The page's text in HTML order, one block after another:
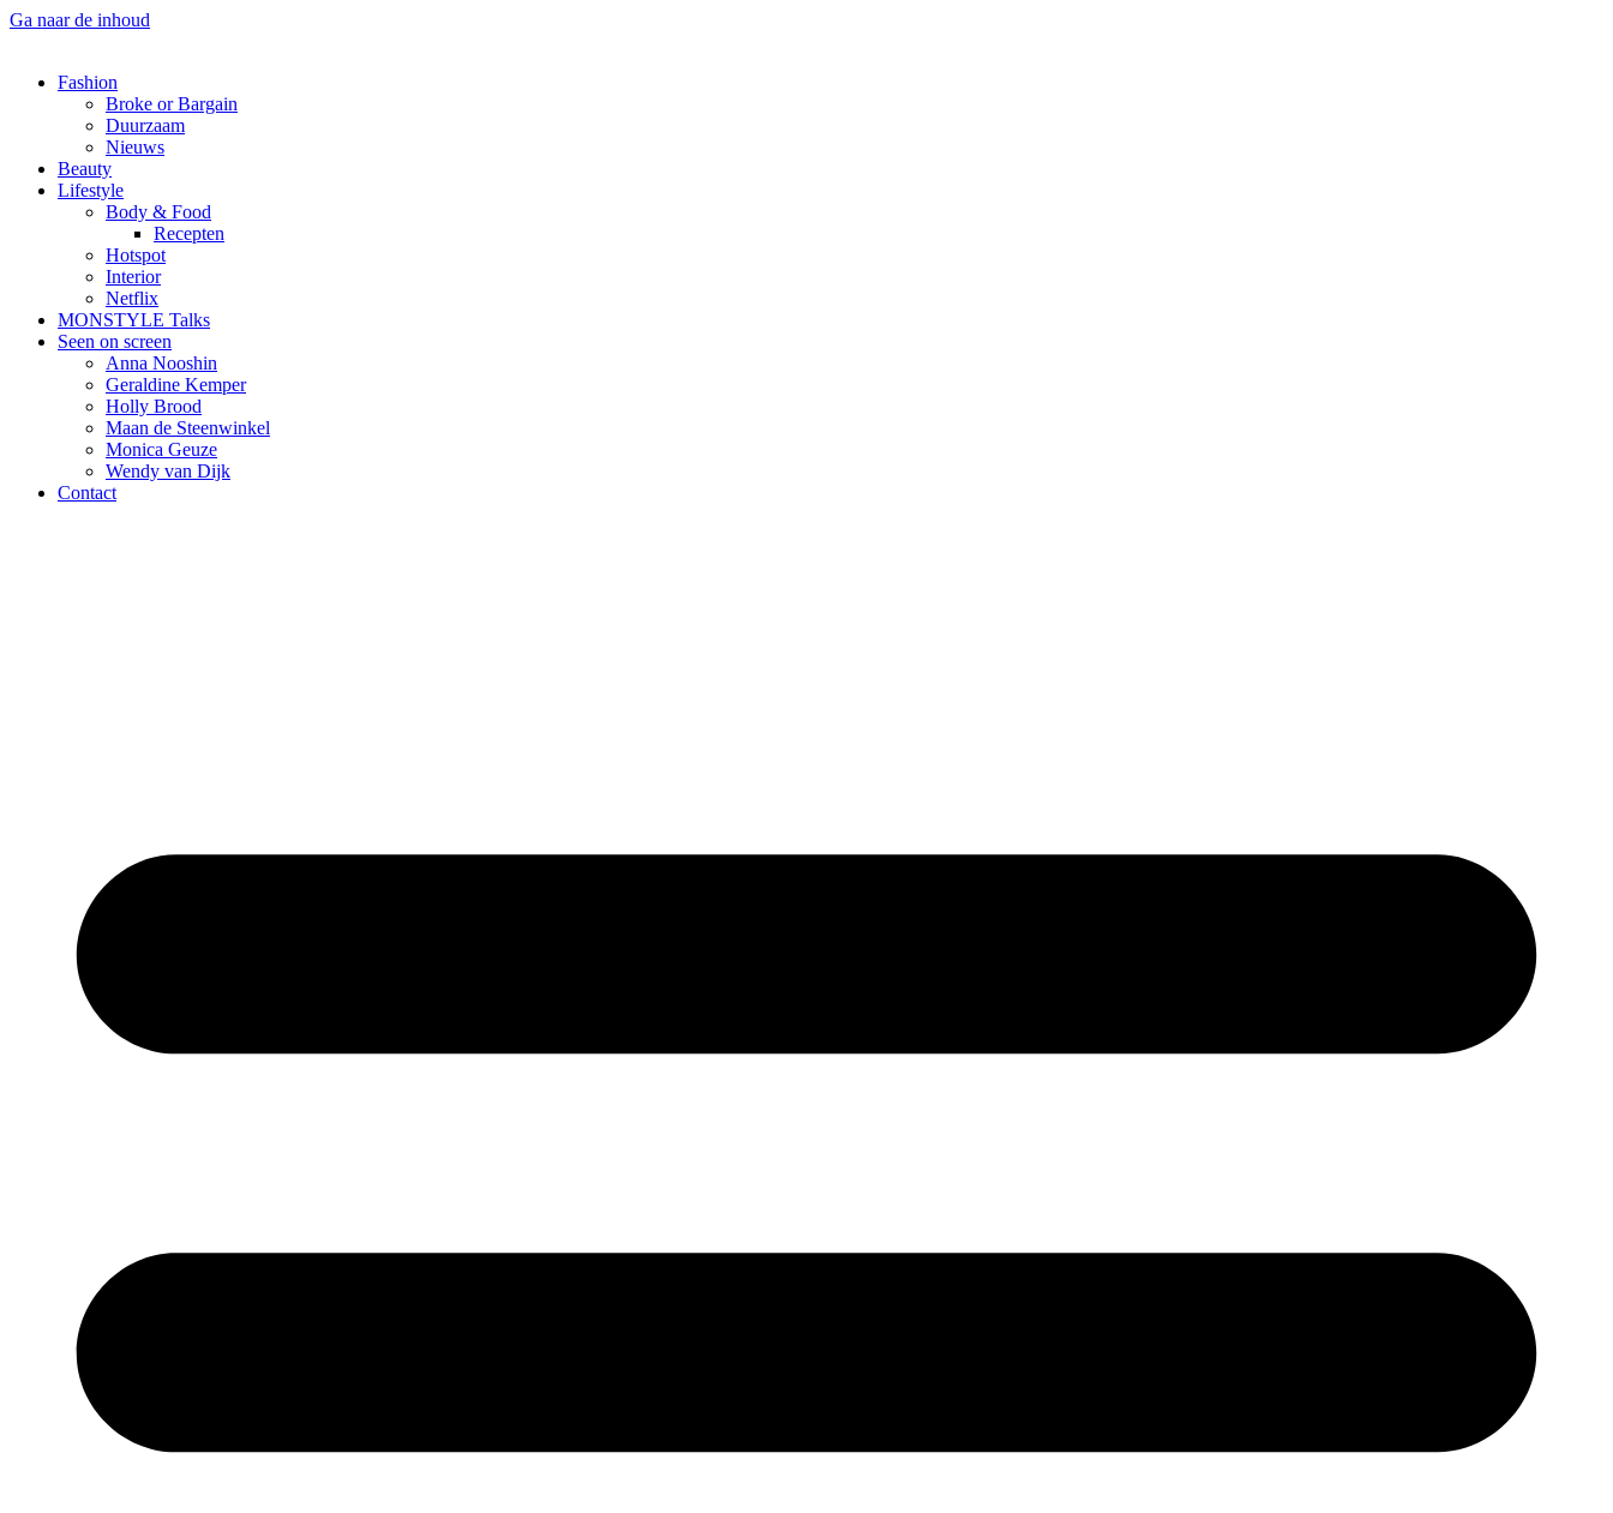
Ga naar de inhoud
Fashion
Broke or Bargain
Duurzaam
Nieuws
Beauty
Lifestyle
Body & Food
Recepten
Hotspot
Interior
Netflix
MONSTYLE Talks
Seen on screen
Anna Nooshin
Geraldine Kemper
Holly Brood
Maan de Steenwinkel
Monica Geuze
Wendy van Dijk
Contact